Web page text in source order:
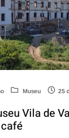
Museu 25
Vila de